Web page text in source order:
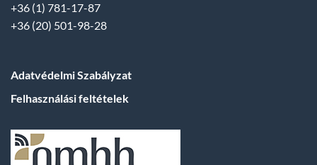
+36 (1) 781-17-87
+36 (20) 501-98-28
Adatvédelmi Szabályzat
Felhasználási feltételek